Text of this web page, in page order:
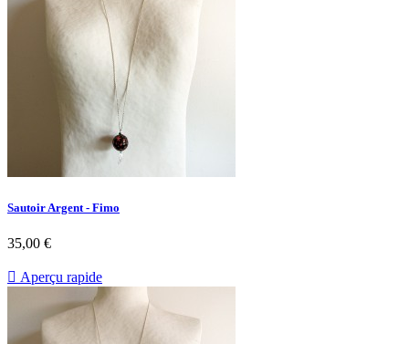
Sautoir Argent - Fimo
35,00 €
 Aperçu rapide